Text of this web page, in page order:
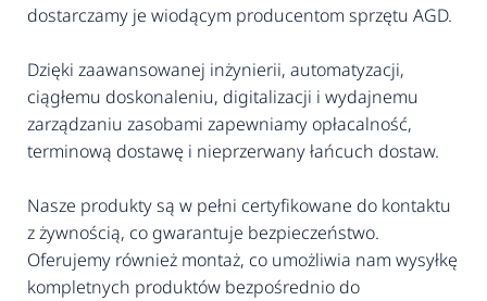
dostarczamy je wiodącym producentom sprzętu AGD.
Dzięki zaawansowanej inżynierii, automatyzacji,
ciągłemu doskonaleniu, digitalizacji i wydajnemu
zarządzaniu zasobami zapewniamy opłacalność,
terminową dostawę i nieprzerwany łańcuch dostaw.
Nasze produkty są w pełni certyfikowane do kontaktu
z żywnością, co gwarantuje bezpieczeństwo.
Oferujemy również montaż, co umożliwia nam wysyłkę
kompletnych produktów bezpośrednio do